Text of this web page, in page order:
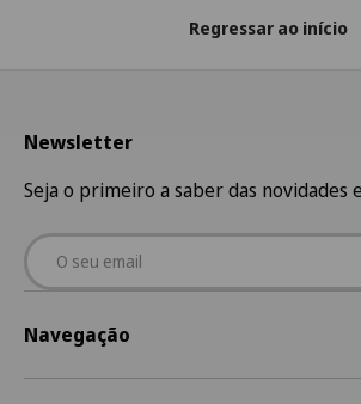
Regressar ao início
Newsletter
Seja o primeiro a saber das novidades
Email
Navegação